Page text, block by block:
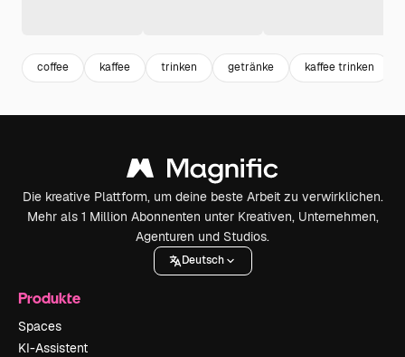
coffee kaffee trinken getränke kaffee trinken
Die kreative Plattform, um deine beste Arbeit zu verwirklichen.
Mehr als 1 Million Abonnenten unter Kreativen, Unternehmen,
Agenturen und Studios.
Deutsch
Produkte
Spaces
KI-Assistent